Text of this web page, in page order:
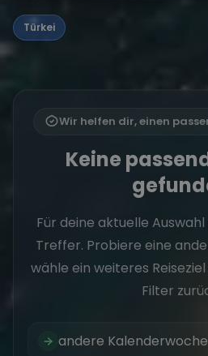
Türkei
Wir helfen dir, einen
Keine
Für deine aktuelle
Treffer. Probiere eine
wähle ein weiteres
Filter
andere